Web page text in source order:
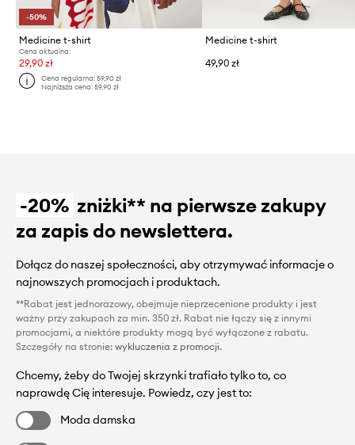
-50%
Medicine t-shirt
Cena aktualna:
29,90 zł
Cena regularna:59,90 zł
Najniższa cena:59,90 zł
Medicine t-shirt
49,90 zł
-20% zniżki** na pierwsze zakupy
za zapis do newslettera.
Dołącz do naszej społeczności, aby otrzymywać informacje o
najnowszych promocjach i produktach.
**Rabat jest jednorazowy, obejmuje nieprzecenione produkty i jest
ważny przy zakupach za min. 350 zł. Rabat nie łączy się z innymi
promocjami, a niektóre produkty mogą być wyłączone z rabatu.
Szczegóły na stronie: wykluczenia z promocji.
Chcemy, żeby do Twojej skrzynki trafiało tylko to, co
naprawdę Cię interesuje. Powiedz, czy jest to:
Moda damska